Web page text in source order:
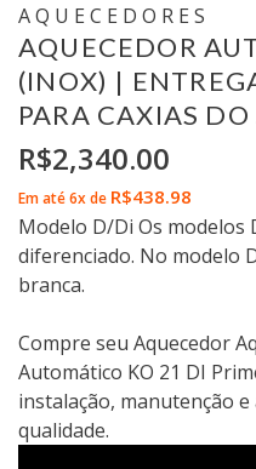
AQUECEDORES
AQUECEDOR
(INOX) |
PARA CAXIAS
R$2,340.00
Em até 6x de R$438.98
Modelo D/Di Os modelos
diferenciado. No modelo
branca.
Compre seu Aquecedor
Automático KO 21 DI
instalação, manutenção
qualidade.